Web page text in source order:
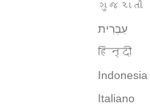
ગુજરાતી
हिन्दी
Indonesia
Italiano